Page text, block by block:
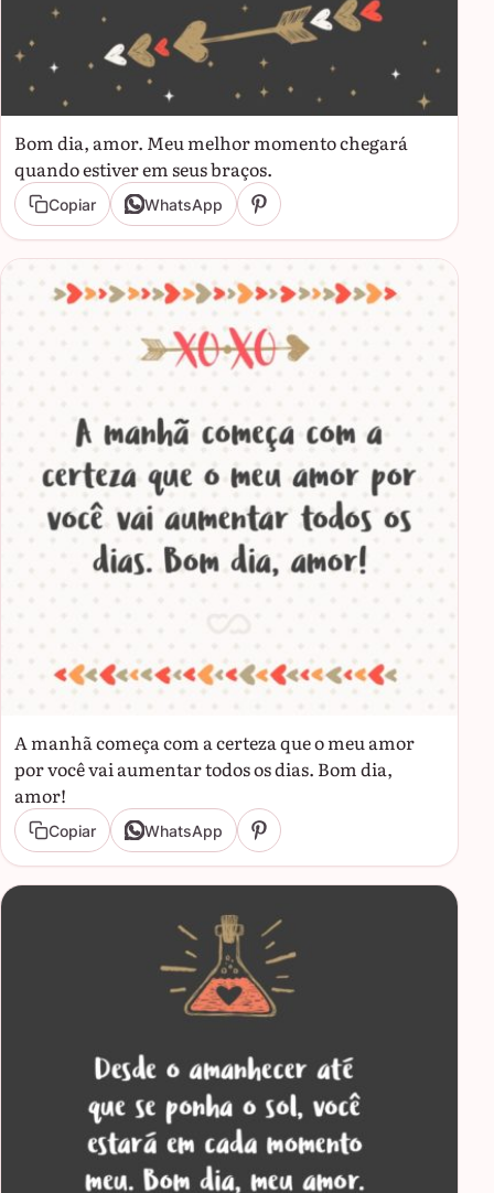
Bom dia, amor. Meu melhor momento chegará
quando estiver em seus braços.
Copiar WhatsApp
A manhã começa com a certeza que o meu amor
por você vai aumentar todos os dias. Bom dia,
amor!
Copiar WhatsApp